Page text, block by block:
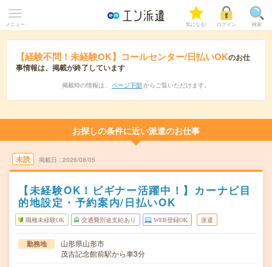
メニュー 気になる! ログイン 検索
【経験不問！未経験OK】コールセンター/日払いOKのお仕
事情報は、掲載が終了しています
掲載時の情報は、 ページ下部 からご覧いただけます。
お探しの条件に近い派遣のお仕事
未読 掲載日 2026/08/05
【未経験OK！ビギナー活躍中！】カーナビ目
的地設定・予約案内/日払いOK
職種未経験OK 交通費別途支給あり WEB登録OK 派遣
勤務地
山形県山形市
茂吉記念館前駅から車3分